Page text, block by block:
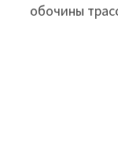
обочины